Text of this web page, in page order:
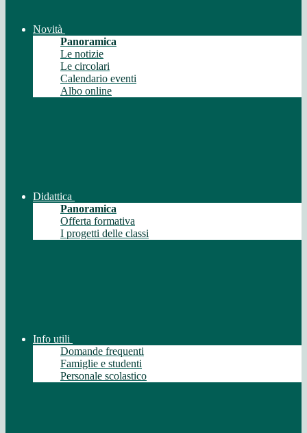
Novità
Panoramica
Le notizie
Le circolari
Calendario eventi
Albo online
Didattica
Panoramica
Offerta formativa
I progetti delle classi
Info utili
Domande frequenti
Famiglie e studenti
Personale scolastico